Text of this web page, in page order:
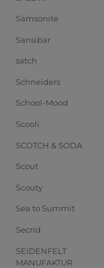
Samsonite
Sansibar
satch
Schneiders
School-Mood
Scooli
SCOTCH & SODA
Scout
Scouty
Sea to Summit
Secrid
SEIDENFELT
MANUFAKTUR